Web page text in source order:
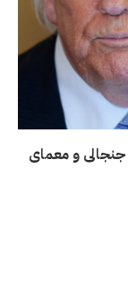
و معمای